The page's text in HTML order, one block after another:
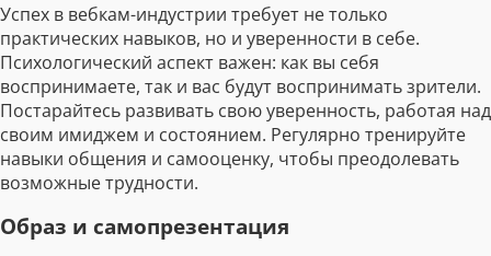
Успех в вебкам-индустрии требует не только
практических навыков, но и уверенности в себе.
Психологический аспект важен: как вы себя
воспринимаете, так и вас будут воспринимать зрители.
Постарайтесь развивать свою уверенность, работая над
своим имиджем и состоянием. Регулярно тренируйте
навыки общения и самооценку, чтобы преодолевать
возможные трудности.
Образ и самопрезентация